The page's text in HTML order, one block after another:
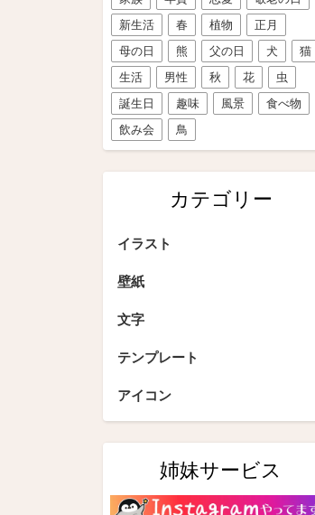
新生活
春 植物
正月
母の日
熊 父の日 犬
猫
生活
男性 秋 花
虫
誕生日
趣味 風景
食べ物
飲み会
鳥
カテゴリー
イラスト
壁紙
文字
テンプレート
アイコン
姉妹サービス